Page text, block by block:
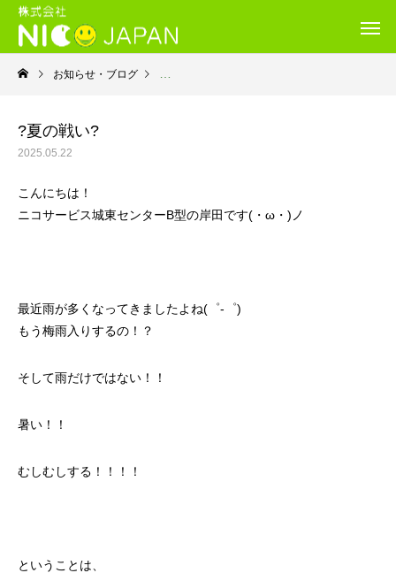
お知らせ・ブログ 就労継続支援Ｂ型・ニコサービス城東センター
?夏の戦い?
2025.05.22
こんにちは！
ニコサービス城東センターB型の岸田です(・ω・)ノ
最近雨が多くなってきましたよね(゜-゜)
もう梅雨入りするの！？
そして雨だけではない！！
暑い！！
むしむしする！！！！
ということは、